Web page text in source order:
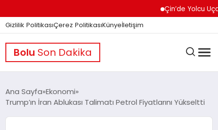
Çin’de Yolcu
Gizlilik PolitikasıÇerez PolitikasıKünyeİletişim
Bolu Son Dakika
GÜNDEM
Ana Sayfa Ekonomi
Trump’ın İran Ablukası Talimatı Petrol Fiyatlarını Yükseltti